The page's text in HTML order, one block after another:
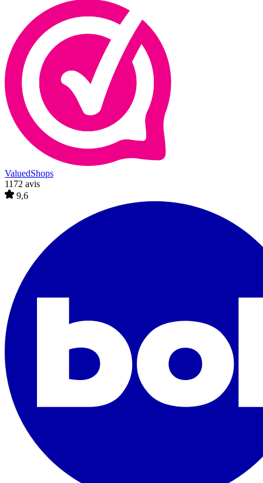
ValuedShops
1172 avis
9,6